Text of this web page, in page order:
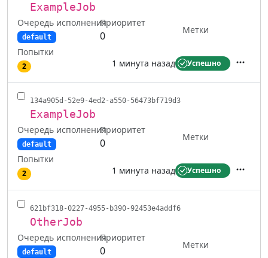
ExampleJob
Очередь исполнения
default
Приоритет
0
Метки
Попытки
2 1 минута назад Успешно
134a905d-52e9-4ed2-a550-56473bf719d3
ExampleJob
Очередь исполнения
default
Приоритет
0
Метки
Попытки
2 1 минута назад Успешно
621bf318-0227-4955-b390-92453e4addf6
OtherJob
Очередь исполнения
default
Приоритет
0
Метки